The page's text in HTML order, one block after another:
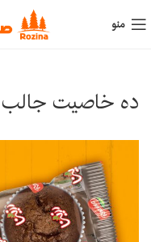
منو
ده خاصیت